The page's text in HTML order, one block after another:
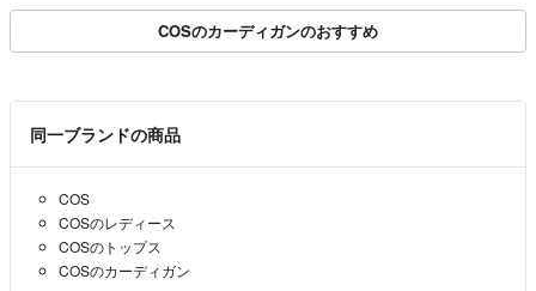
COSのカーディガンのおすすめ
同一ブランドの商品
COS
COSのレディース
COSのトップス
COSのカーディガン